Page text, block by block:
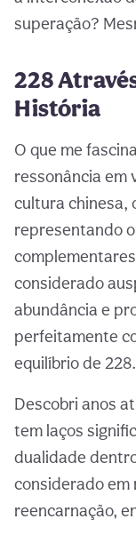
superação?
228
História
O que me
ressonância em
cultura chinesa,
representando
considerado
abundância e
perfeitamente
equilíbrio de 228.
Descobri anos
tem laços
dualidade
considerado em
reencarnação,